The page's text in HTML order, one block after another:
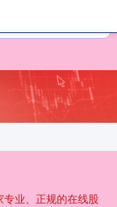
专业、正规的在线股